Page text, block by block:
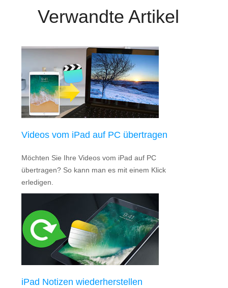
Verwandte Artikel
Videos vom iPad auf PC übertragen
Möchten Sie Ihre Videos vom iPad auf PC
übertragen? So kann man es mit einem Klick
erledigen.
iPad Notizen wiederherstellen